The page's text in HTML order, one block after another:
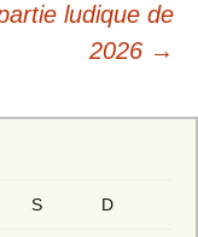
ludique de
2026 →
S D